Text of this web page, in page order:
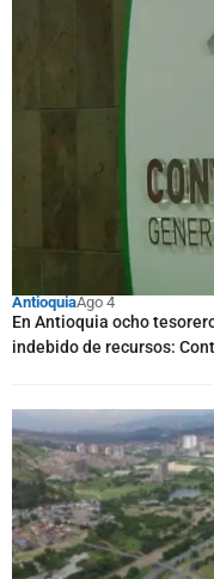
AntioquiaAgo 4
En Antioquia ocho
indebido de recursos: